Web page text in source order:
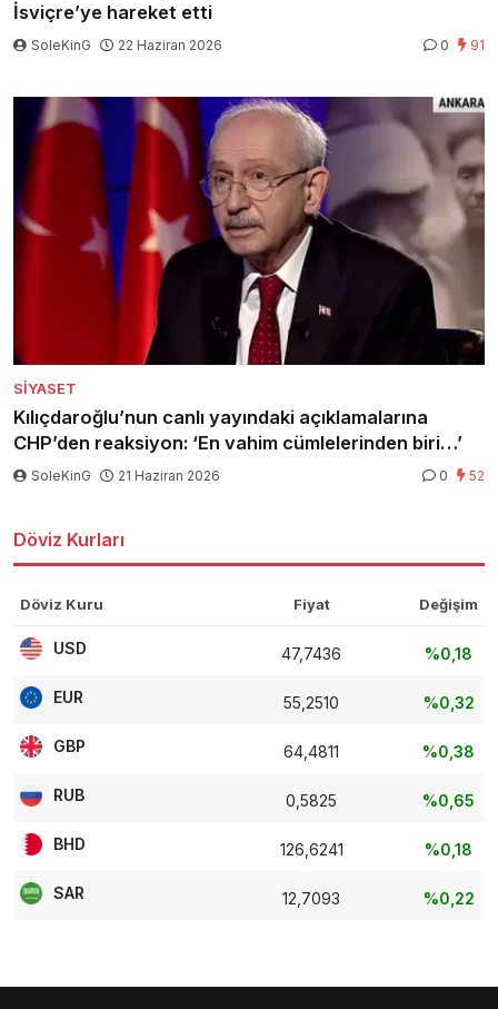
İsviçre’ye hareket etti
SoleKinG 22 Haziran 2026 0 91
SIYASET
Kılıçdaroğlu’nun canlı yayındaki açıklamalarına
CHP’den reaksiyon: ‘En vahim cümlelerinden biri…’
SoleKinG 21 Haziran 2026 0 52
Döviz Kurları
Döviz Kuru Fiyat Değişim
USD 47,7436 %0,18
EUR 55,2510 %0,32
GBP 64,4811 %0,38
RUB 0,5825 %0,65
BHD 126,6241 %0,18
SAR 12,7093 %0,22